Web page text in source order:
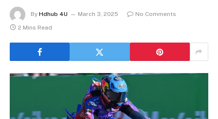
By Hdhub 4U March 3, 2025
No Comments
2 Mins Read